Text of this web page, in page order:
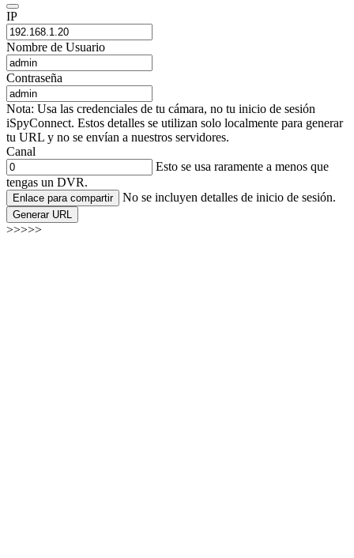
IP
Nombre de Usuario
Contraseña
Nota: Usa las credenciales de tu cámara, no tu inicio de sesión
iSpyConnect. Estos detalles se utilizan solo localmente para generar
tu URL y no se envían a nuestros servidores.
Canal
Esto se usa raramente a menos que
tengas un DVR.
Enlace para compartir No se incluyen detalles de inicio de sesión.
Generar URL
>>>>>